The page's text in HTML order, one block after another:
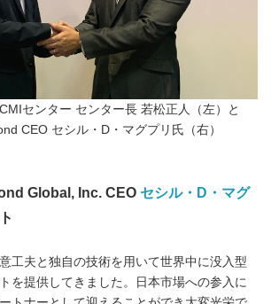
センター センター長 若松正人（左）と
CEO セシル・D・マグプリ氏（右）
Global, Inc. CEO セシル・D・マグ
工夫と独自の技術を用いて世界中に没入型
を提供してきました。日本市場への参入に